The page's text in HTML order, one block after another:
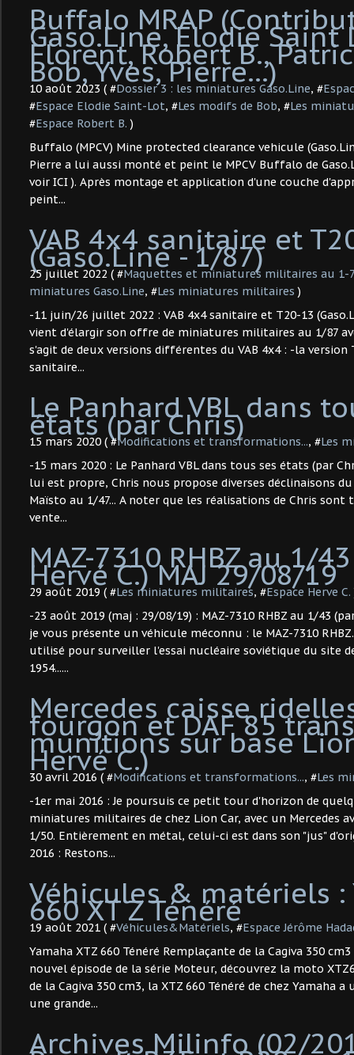
Buffalo MRAP
Gaso.Line, Elodie Saint
Florent, Robert B.,
Bob, Yves, Pierre...)
10 août 2023 ( #Dossier 3 : les miniatures Gaso.Line, #
#Espace Elodie Saint-Lot, #Les modifs de Bob, #Les
#Espace Robert B. )
Buffalo (MPCV) Mine protected clearance vehicule
Pierre a lui aussi monté et peint le MPCV Buffalo de
voir ICI ). Après montage et application d'une couche
peint...
VAB 4x4 sanitaire et
(Gaso.Line - 1/87) ​
25 juillet 2022 ( #Maquettes et miniatures militaires au 1-
miniatures Gaso.Line, #Les miniatures militaires )
-11 juin/26 juillet 2022 : VAB 4x4 sanitaire et T20-13
vient d'élargir son offre de miniatures militaires au 1/87
s'agit de deux versions différentes du VAB 4x4 : -la version
sanitaire...
Le Panhard VBL dans
états (par Chris)
15 mars 2020 ( #Modifications et transformations..., #Les
-15 mars 2020 : Le Panhard VBL dans tous ses états (par
lui est propre, Chris nous propose diverses déclinaisons du
Maïsto au 1/47... A noter que les réalisations de Chris
vente...
MAZ-7310 RHBZ au 1/
Hervé C.) MAJ 29/08/19
29 août 2019 ( #Les miniatures militaires, #Espace Herve C.
-23 août 2019 (maj : 29/08/19) : MAZ-7310 RHBZ au 1/43
je vous présente un véhicule méconnu : le MAZ-7310
utilisé pour surveiller l'essai nucléaire soviétique du site
1954......
Mercedes caisse
fourgon et DAF 85
munitions sur base
Hervé C.)
30 avril 2016 ( #Modifications et transformations..., #Les
-1er mai 2016 : Je poursuis ce petit tour d'horizon de
miniatures militaires de chez Lion Car, avec un Mercedes
1/50. Entièrement en métal, celui-ci est dans son "jus"
2016 : Restons...
Véhicules & matériels :
660 XT Z Ténéré
19 août 2021 ( #Véhicules&Matériels, #Espace Jérôme
Yamaha XTZ 660 Ténéré Remplaçante de la Cagiva 350
nouvel épisode de la série Moteur, découvrez la moto
de la Cagiva 350 cm3, la XTZ 660 Ténéré de chez Yamaha
une grande...
Archives Milinfo (02/